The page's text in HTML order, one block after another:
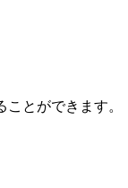
とができます。